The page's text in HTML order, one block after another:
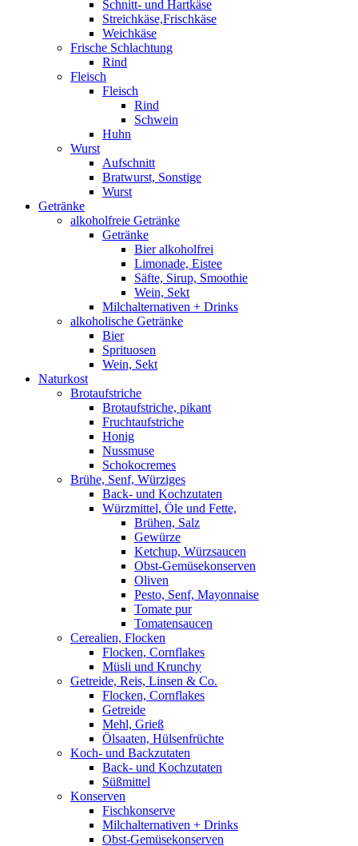
Schnitt- und Hartkäse
Streichkäse,Frischkäse
Weichkäse
Frische Schlachtung
Rind
Fleisch
Fleisch
Rind
Schwein
Huhn
Wurst
Aufschnitt
Bratwurst, Sonstige
Wurst
Getränke
alkoholfreie Getränke
Getränke
Bier alkoholfrei
Limonade, Eistee
Säfte, Sirup, Smoothie
Wein, Sekt
Milchalternativen + Drinks
alkoholische Getränke
Bier
Sprituosen
Wein, Sekt
Naturkost
Brotaufstriche
Brotaufstriche, pikant
Fruchtaufstriche
Honig
Nussmuse
Schokocremes
Brühe, Senf, Würziges
Back- und Kochzutaten
Würzmittel, Öle und Fette,
Brühen, Salz
Gewürze
Ketchup, Würzsaucen
Obst-Gemüsekonserven
Oliven
Pesto, Senf, Mayonnaise
Tomate pur
Tomatensaucen
Cerealien, Flocken
Flocken, Cornflakes
Müsli und Krunchy
Getreide, Reis, Linsen & Co.
Flocken, Cornflakes
Getreide
Mehl, Grieß
Ölsaaten, Hülsenfrüchte
Koch- und Backzutaten
Back- und Kochzutaten
Süßmittel
Konserven
Fischkonserve
Milchalternativen + Drinks
Obst-Gemüsekonserven